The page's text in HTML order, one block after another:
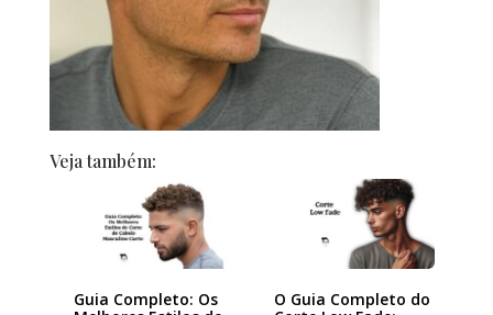
Veja também:
Guia Completo: Os
O Guia Completo do